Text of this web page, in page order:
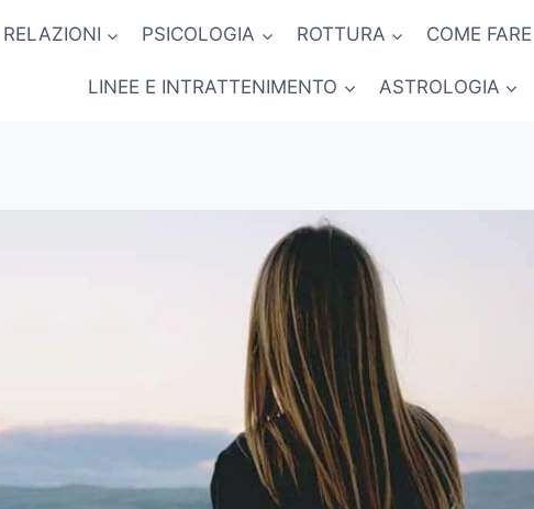
RELAZIONI PSICOLOGIA ROTTURA COME
LINEE E INTRATTENIMENTO ASTROLOGIA